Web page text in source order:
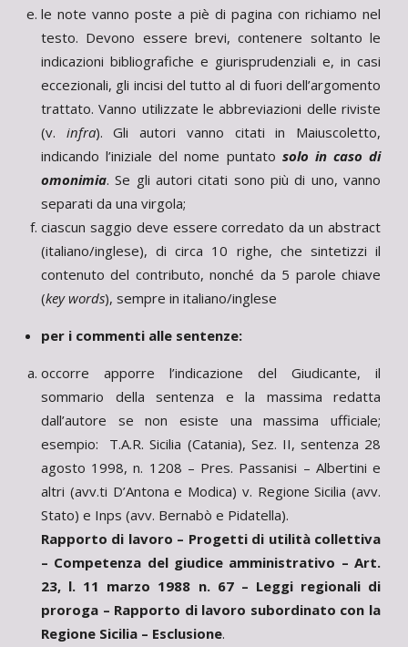
le note vanno poste a piè di pagina con richiamo nel
testo. Devono essere brevi, contenere soltanto le
indicazioni bibliografiche e giurisprudenziali e, in casi
eccezionali, gli incisi del tutto al di fuori dell’argomento
trattato. Vanno utilizzate le abbreviazioni delle riviste
(v. infra). Gli autori vanno citati in Maiuscoletto,
indicando l’iniziale del nome puntato solo in caso di
omonimia. Se gli autori citati sono più di uno, vanno
separati da una virgola;
ciascun saggio deve essere corredato da un abstract
(italiano/inglese), di circa 10 righe, che sintetizzi il
contenuto del contributo, nonché da 5 parole chiave
(key words), sempre in italiano/inglese
per i commenti alle sentenze:
occorre apporre l’indicazione del Giudicante, il
sommario della sentenza e la massima redatta
dall’autore se non esiste una massima ufficiale;
esempio: T.A.R. Sicilia (Catania), Sez. II, sentenza 28
agosto 1998, n. 1208 – Pres. Passanisi – Albertini e
altri (avv.ti D’Antona e Modica) v. Regione Sicilia (avv.
Stato) e Inps (avv. Bernabò e Pidatella).
Rapporto di lavoro – Progetti di utilità collettiva
– Competenza del giudice amministrativo – Art.
23, l. 11 marzo 1988 n. 67 – Leggi regionali di
proroga – Rapporto di lavoro subordinato con la
Regione Sicilia – Esclusione.